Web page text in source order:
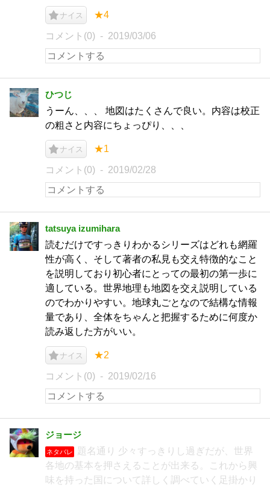
ナイス ★4
コメント(0) 2019/03/06
ひつじ
うーん、、、 地図はたくさんで良い。内容は校正
の粗さと内容にちょっぴり、、、
ナイス ★1
コメント(0) 2019/02/28
tatsuya izumihara
読むだけですっきりわかるシリーズはどれも網羅
性が高く、そして著者の私見も交え特徴的なこと
を説明しており初心者にとっての最初の第一歩に
適している。世界地理も地図を交え説明している
のでわかりやすい。地球丸ごとなので結構な情報
量であり、全体をちゃんと把握するために何度か
読み返した方がいい。
ナイス ★2
コメント(0) 2019/02/16
ジョージ
ネタバレ
題名通り 少々すっきりし過ぎだが、世界
各地の基本を押さえることが出来る。これから興
味を持った国について詳しく調べていく足掛かり